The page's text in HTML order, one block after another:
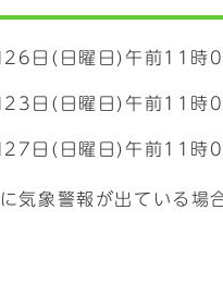
日(日曜日)午前11時
日(日曜日)午前11時
日(日曜日)午前11時
気象警報が出ている場